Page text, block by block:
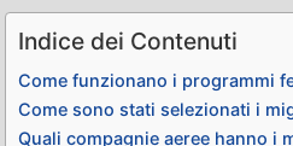
Indice dei Contenuti
Come funzionano i programmi
Come sono stati selezionati i
Quali compagnie aeree hanno i